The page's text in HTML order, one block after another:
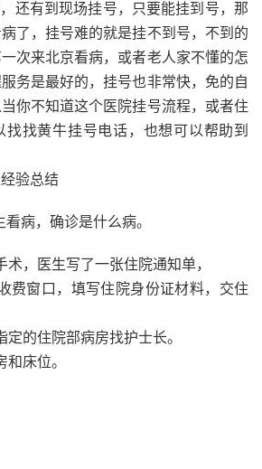
还有到现场挂号，只要能挂到号，那
了，挂号难的就是挂不到号，不到的
次来北京看病，或者老人家不懂的怎
务是最好的，挂号也非常快，免的自
你不知道这个医院挂号流程，或者住
找找黄牛挂号电话，也想可以帮助到
验总结
病，确诊是什么病。
，医生写了一张住院通知单，
费窗口，填写住院身份证材料，交住
的住院部病房找护士长。
床位。